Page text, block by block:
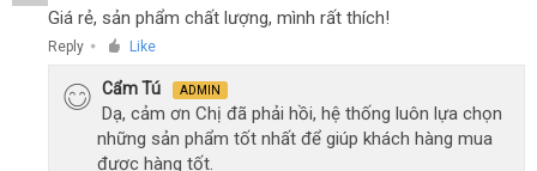
Giá rẻ, sản phẩm chất lượng, mình rất thích!
Reply ● Like
Cẩm Tú ADMIN
Dạ, cảm ơn Chị đã phải hồi, hệ thống luôn lựa chọn
những sản phẩm tốt nhất để giúp khách hàng mua
được hàng tốt.